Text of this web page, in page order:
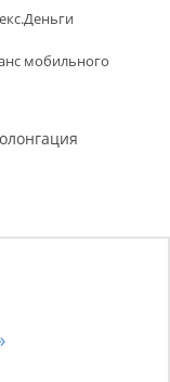
мобильного